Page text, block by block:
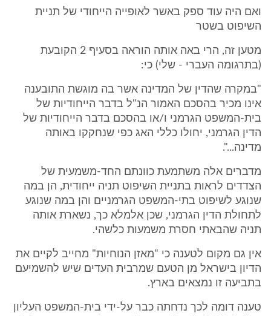
ואם היה עוד ספק באשר לאופייה הייחודי של תניית
השיפוט בשטר
מטען זה, הרי באה אותה הוראה בסעיף 2 הקובעת
(בתרגומה העברי - שלי) כי:
"במקרה שהדין של המדינה אשר בה מוגשת התובענה
אינו מכיר בהסכם האמור הנ"ל בדבר הייחודיות של
בית-המשפט הגרמני ו/או בהסכם בדבר הייחודיות של
הדין הגרמני, יחולו כללי האג כפי שנחקקו באותה
מדינה...".
מדברים אלה משתמעת כוונתם החד-משמעית של
הצדדים לראות בתניית השיפוט תניה ייחודית, הן במה
שנוגע לשיפוט בתי-המשפט הגרמניים והן במה שנוגע
לתחולת הדין הגרמני, שכן אלמלא כך, נשארת אותה
תניה שהבאתי חסרת משמעות כלשהי.
אין גם מקום לטענה כי "מאזן הנוחיות" מחייב לקיים את
הדיון בישראל מן הטעם שמרבית העדים שיש להשמיעם
בתביעה זו נמצאים בארץ.
טענה דומה לכך נדחתה כבר על-ידי בית-המשפט העליון